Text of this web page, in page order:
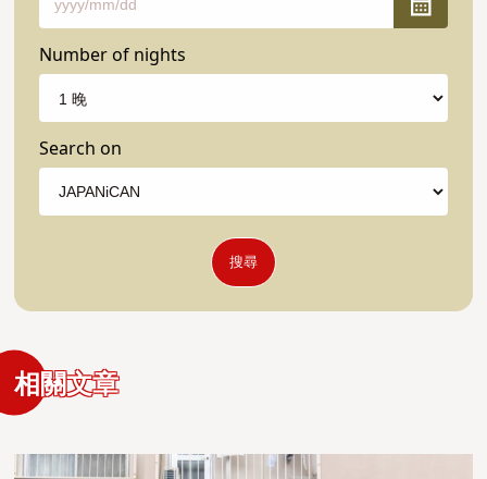
Number of nights
Search on
搜尋
相關文章